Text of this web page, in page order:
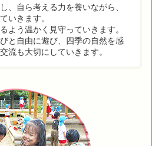
、自ら考える力を養いながら、
いきます。
よう温かく見守っていきます。
と自由に遊び、四季の自然を感
流も大切にしていきます。